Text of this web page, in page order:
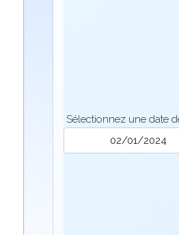
Sélectionnez une date